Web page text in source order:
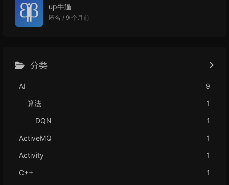
up牛逼
匿名 / 9 个月前
分类
AI
9
算法
1
DQN
1
ActiveMQ
1
Activity
1
C++
1